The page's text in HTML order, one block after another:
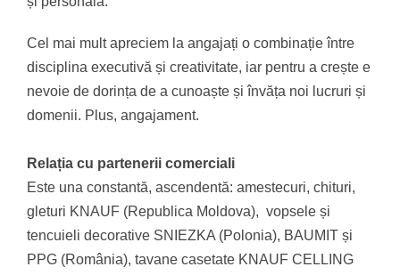
Cel mai mult apreciem la angajați o combinație între
disciplina executivă și creativitate, iar pentru a crește e
nevoie de dorința de a cunoaște și învăța noi lucruri și
domenii. Plus, angajament.
Relația cu partenerii comerciali
Este una constantă, ascendentă: amestecuri, chituri,
gleturi KNAUF (Republica Moldova), vopsele și
tencuieli decorative SNIEZKA (Polonia), BAUMIT și
PPG (România), tavane casetate KNAUF CELLING